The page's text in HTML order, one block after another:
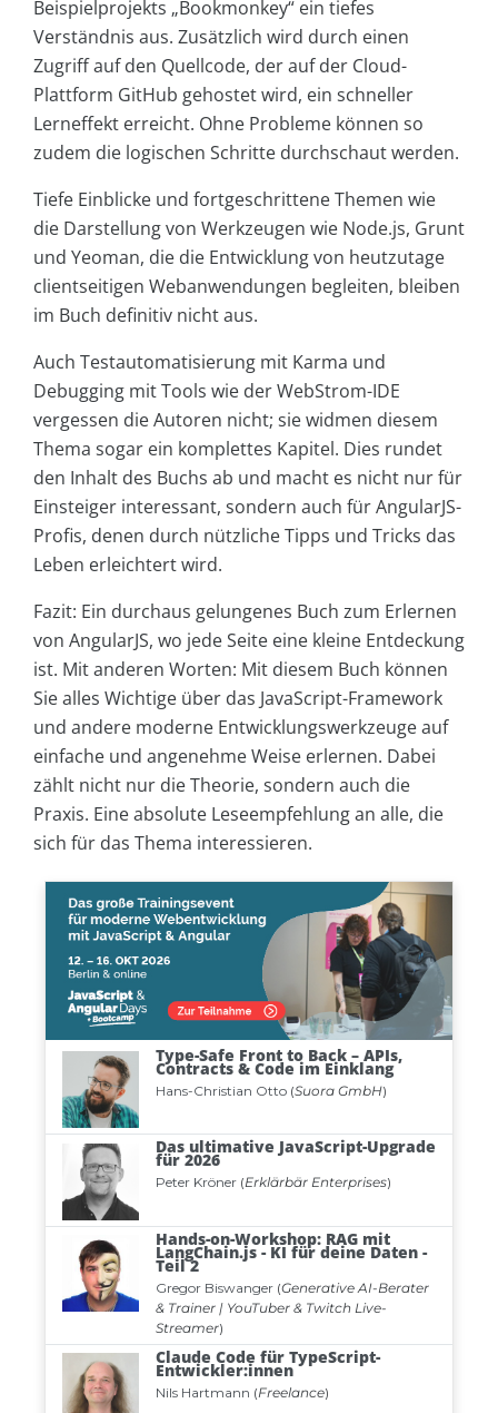
Beispielprojekts „Bookmonkey“ ein tiefes
Verständnis aus. Zusätzlich wird durch einen
Zugriff auf den Quellcode, der auf der Cloud-
Plattform GitHub gehostet wird, ein schneller
Lerneffekt erreicht. Ohne Probleme können so
zudem die logischen Schritte durchschaut werden.
Tiefe Einblicke und fortgeschrittene Themen wie
die Darstellung von Werkzeugen wie Node.js, Grunt
und Yeoman, die die Entwicklung von heutzutage
clientseitigen Webanwendungen begleiten, bleiben
im Buch definitiv nicht aus.
Auch Testautomatisierung mit Karma und
Debugging mit Tools wie der WebStrom-IDE
vergessen die Autoren nicht; sie widmen diesem
Thema sogar ein komplettes Kapitel. Dies rundet
den Inhalt des Buchs ab und macht es nicht nur für
Einsteiger interessant, sondern auch für AngularJS-
Profis, denen durch nützliche Tipps und Tricks das
Leben erleichtert wird.
Fazit: Ein durchaus gelungenes Buch zum Erlernen
von AngularJS, wo jede Seite eine kleine Entdeckung
ist. Mit anderen Worten: Mit diesem Buch können
Sie alles Wichtige über das JavaScript-Framework
und andere moderne Entwicklungswerkzeuge auf
einfache und angenehme Weise erlernen. Dabei
zählt nicht nur die Theorie, sondern auch die
Praxis. Eine absolute Leseempfehlung an alle, die
sich für das Thema interessieren.